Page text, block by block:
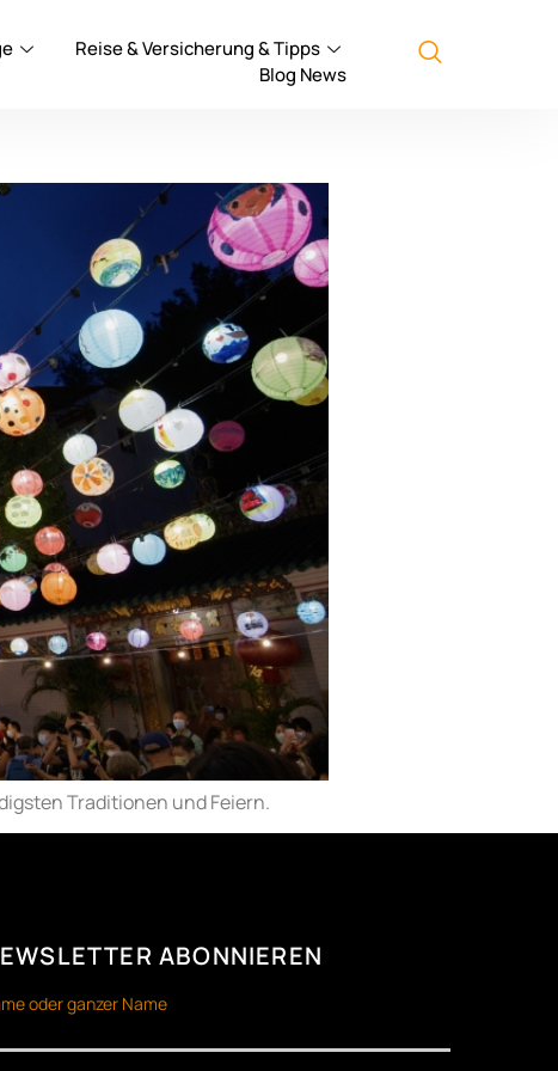
Reise & Versicherung & Tipps
Blog News
Traditionen und Feiern.
ABONNIEREN
oder ganzer Name